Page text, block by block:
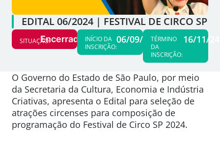
EDITAL 06/2024 | FESTIVAL DE CIRCO SP
SITUAÇÃO:Encerrado
INÍCIO DA
INSCRIÇÃO:
06/09/24TÉRMINO
DA
INSCRIÇÃO:
16/11/24
O Governo do Estado de São Paulo, por meio
da Secretaria da Cultura, Economia e Indústria
Criativas, apresenta o Edital para seleção de
atrações circenses para composição de
programação do Festival de Circo SP 2024.